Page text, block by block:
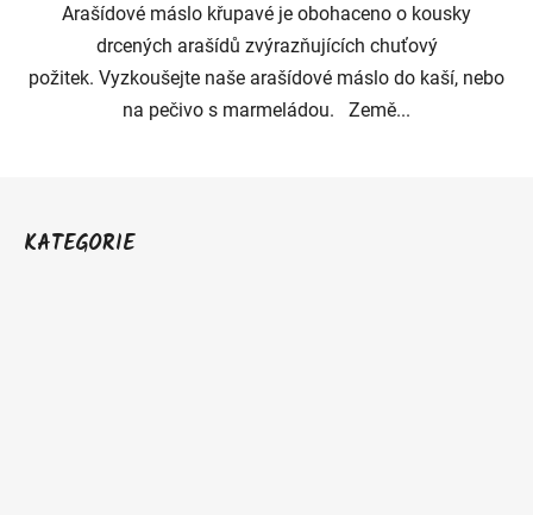
Arašídové máslo křupavé je obohaceno o kousky
drcených arašídů zvýrazňujících chuťový
požitek. Vyzkoušejte naše arašídové máslo do kaší, nebo
na pečivo s marmeládou. Země...
KATEGORIE